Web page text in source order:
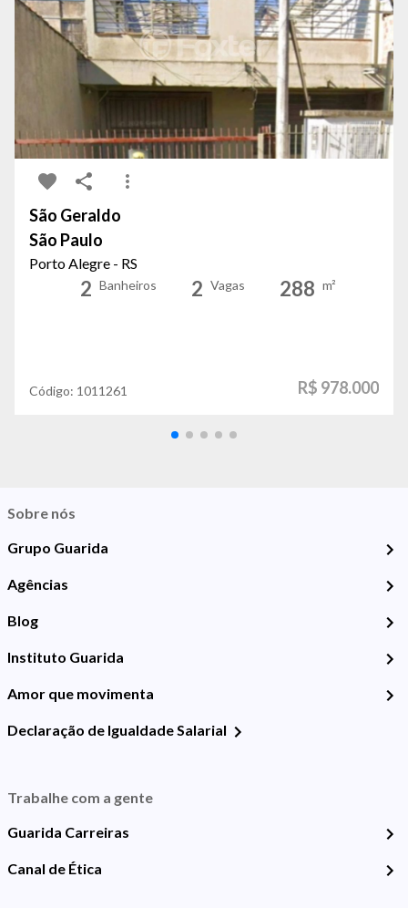
São Geraldo
São Paulo
Porto Alegre - RS
2 Banheiros 2 Vagas 288 m²
Código: 1011261 R$ 978.000
Sobre nós
Grupo Guarida
Agências
Blog
Instituto Guarida
Amor que movimenta
Declaração de Igualdade Salarial
Trabalhe com a gente
Guarida Carreiras
Canal de Ética